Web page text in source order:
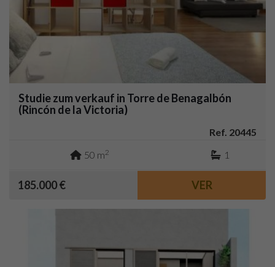
Studie zum verkauf in Torre de Benagalbón
(Rincón de la Victoria)
Ref. 20445
50 m2 1
185.000 € VER